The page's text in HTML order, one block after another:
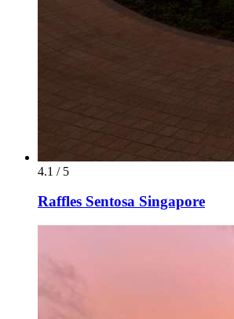
4.1 / 5
Raffles Sentosa Singapore